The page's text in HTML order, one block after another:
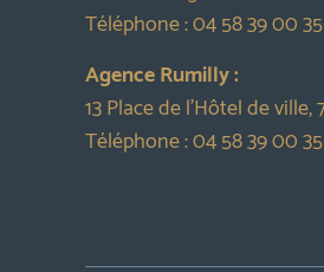
Téléphone :04 58 39 00 35
Agence Rumilly :
13 Place de l’Hôtel de
Téléphone :04 58 39 00 35